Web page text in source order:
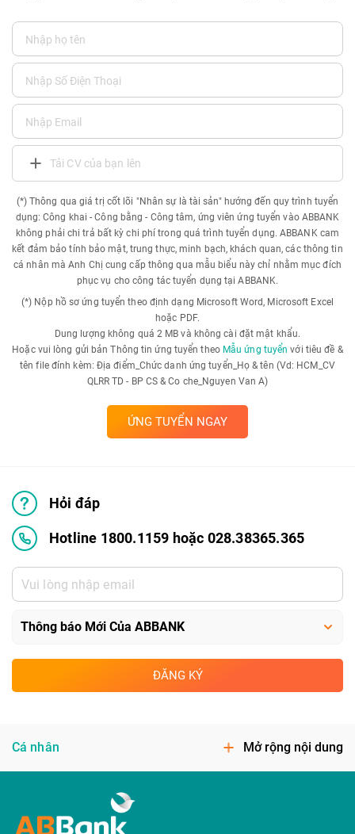
Tải CV của bạn lên
(*) Thông qua giá trị cốt lõi "Nhân sự là tài sản" hướng đến quy trình tuyển
dụng: Công khai - Công bằng - Công tâm, ứng viên ứng tuyển vào ABBANK
không phải chi trả bất kỳ chi phí trong quá trình tuyển dụng. ABBANK cam
kết đảm bảo tính bảo mật, trung thực, minh bạch, khách quan, các thông tin
cá nhân mà Anh Chị cung cấp thông qua mẫu biểu này chỉ nhằm mục đích
phục vụ cho công tác tuyển dụng tại ABBANK.
(*) Nộp hồ sơ ứng tuyển theo định dạng Microsoft Word, Microsoft Excel
hoặc PDF.
Dung lượng không quá 2 MB và không cài đặt mật khẩu.
Hoặc vui lòng gửi bản Thông tin ứng tuyển theo Mẫu ứng tuyển với tiêu đề &
tên file đính kèm: Địa điểm_Chức danh ứng tuyển_Họ & tên (Vd: HCM_CV
QLRR TD - BP CS & Co che_Nguyen Van A)
ỨNG TUYỂN NGAY
Hỏi đáp
Hotline 1800.1159 hoặc 028.38365.365
ĐĂNG KÝ
Cá nhân Mở rộng nội dung